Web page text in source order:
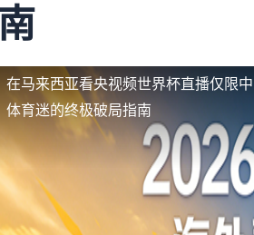
南
在马来西亚看央视频世界杯直播仅限
体育迷的终极破局指南